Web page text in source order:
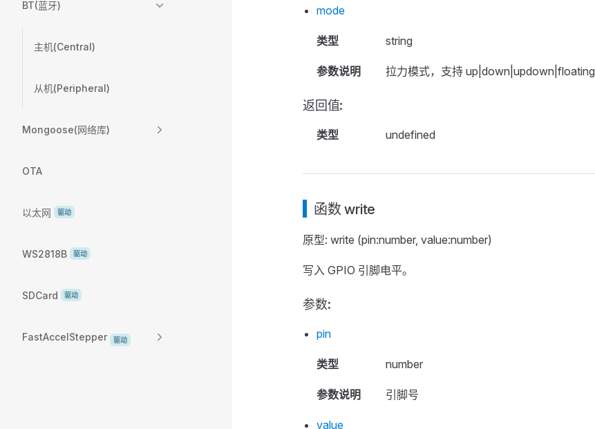
BT(蓝牙)
主机(Central)
从机(Peripheral)
Mongoose(网络库)
OTA
以太网 驱动
WS2818B 驱动
SDCard 驱动
FastAccelStepper 驱动
mode
类型 string
参数说明 拉力模式，支持 up|down|updown|floating
返回值:
类型 undefined
函数 write
原型: write (pin:number, value:number)
写入 GPIO 引脚电平。
参数:
pin
类型 number
参数说明 引脚号
value